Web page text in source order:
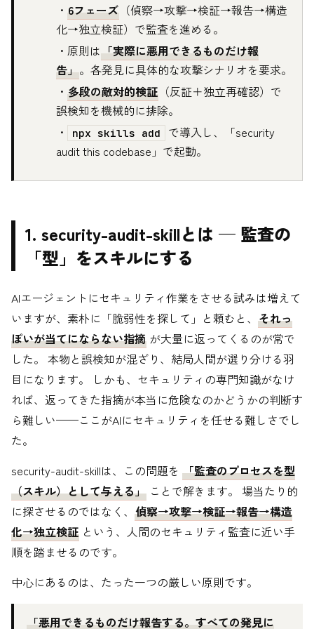
・ 6フェーズ （偵察→攻撃→検証→報告→構造
化→独立検証）で監査を進める。
・原則は「実際に悪用できるものだけ報
告」。各発見に具体的な攻撃シナリオを要求。
・ 多段の敵対的検証 （反証＋独立再確認）で
誤検知を機械的に排除。
・
npx skills add
で導入し、「security
audit this codebase」で起動。
1. security-audit-skillとは — 監査の
「型」をスキルにする
AIエージェントにセキュリティ作業をさせる試みは増えて
いますが、素朴に「脆弱性を探して」と頼むと、 それっ
ぽいが当てにならない指摘 が大量に返ってくるのが常で
した。 本物と誤検知が混ざり、結局人間が選り分ける羽
目になります。 しかも、セキュリティの専門知識がなけ
れば、返ってきた指摘が本当に危険なのかどうかの判断す
ら難しい——ここがAIにセキュリティを任せる難しさでし
た。
security-audit-skillは、この問題を 「監査のプロセスを型
（スキル）として与える」 ことで解きます。 場当たり的
に探させるのではなく、 偵察→攻撃→検証→報告→構造
化→独立検証 という、人間のセキュリティ監査に近い手
順を踏ませるのです。
中心にあるのは、たった一つの厳しい原則です。
「悪用できるものだけ報告する。すべての発見に